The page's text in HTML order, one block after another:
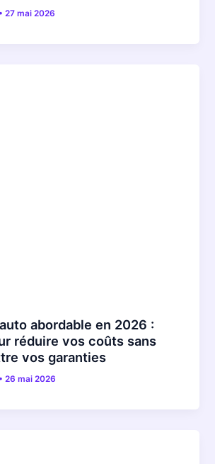
•27 mai 2026
abordable en 2026 :
réduire vos coûts sans
vos garanties
•26 mai 2026